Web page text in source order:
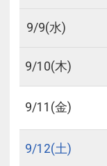
9/9(水)
9/10(木)
9/11 (金)
9/12(土)